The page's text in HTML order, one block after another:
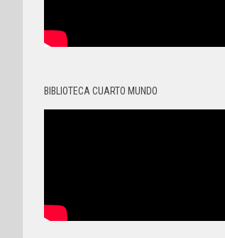
BIBLIOTECA CUARTO MUNDO